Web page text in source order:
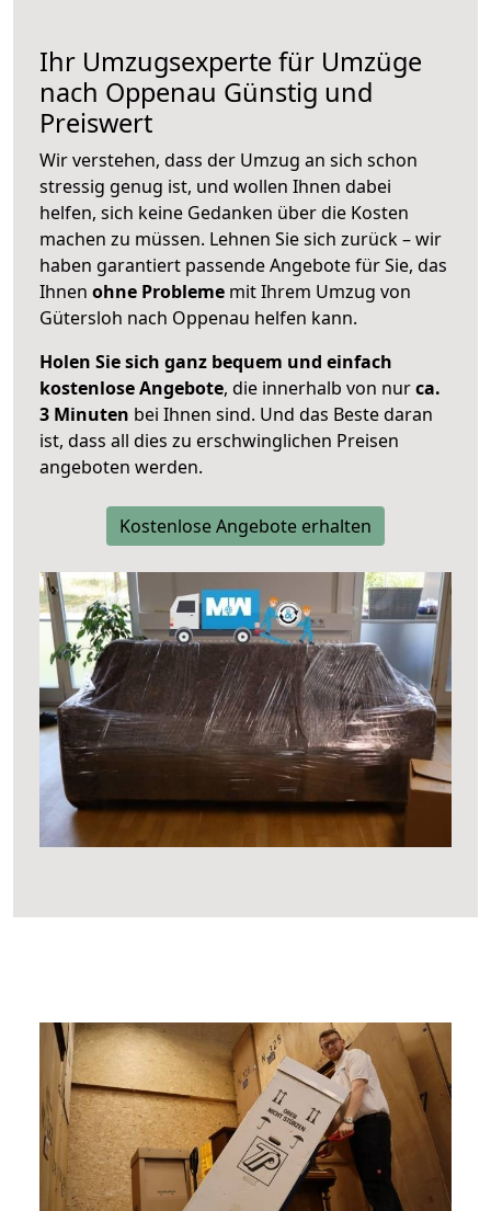
Ihr Umzugsexperte für Umzüge
nach Oppenau Günstig und
Preiswert
Wir verstehen, dass der Umzug an sich schon
stressig genug ist, und wollen Ihnen dabei
helfen, sich keine Gedanken über die Kosten
machen zu müssen. Lehnen Sie sich zurück – wir
haben garantiert passende Angebote für Sie, das
Ihnen ohne Probleme mit Ihrem Umzug von
Gütersloh nach Oppenau helfen kann.
Holen Sie sich ganz bequem und einfach
kostenlose Angebote, die innerhalb von nurca.
3 Minuten bei Ihnen sind. Und das Beste daran
ist, dass all dies zu erschwinglichen Preisen
angeboten werden.
Kostenlose Angebote erhalten